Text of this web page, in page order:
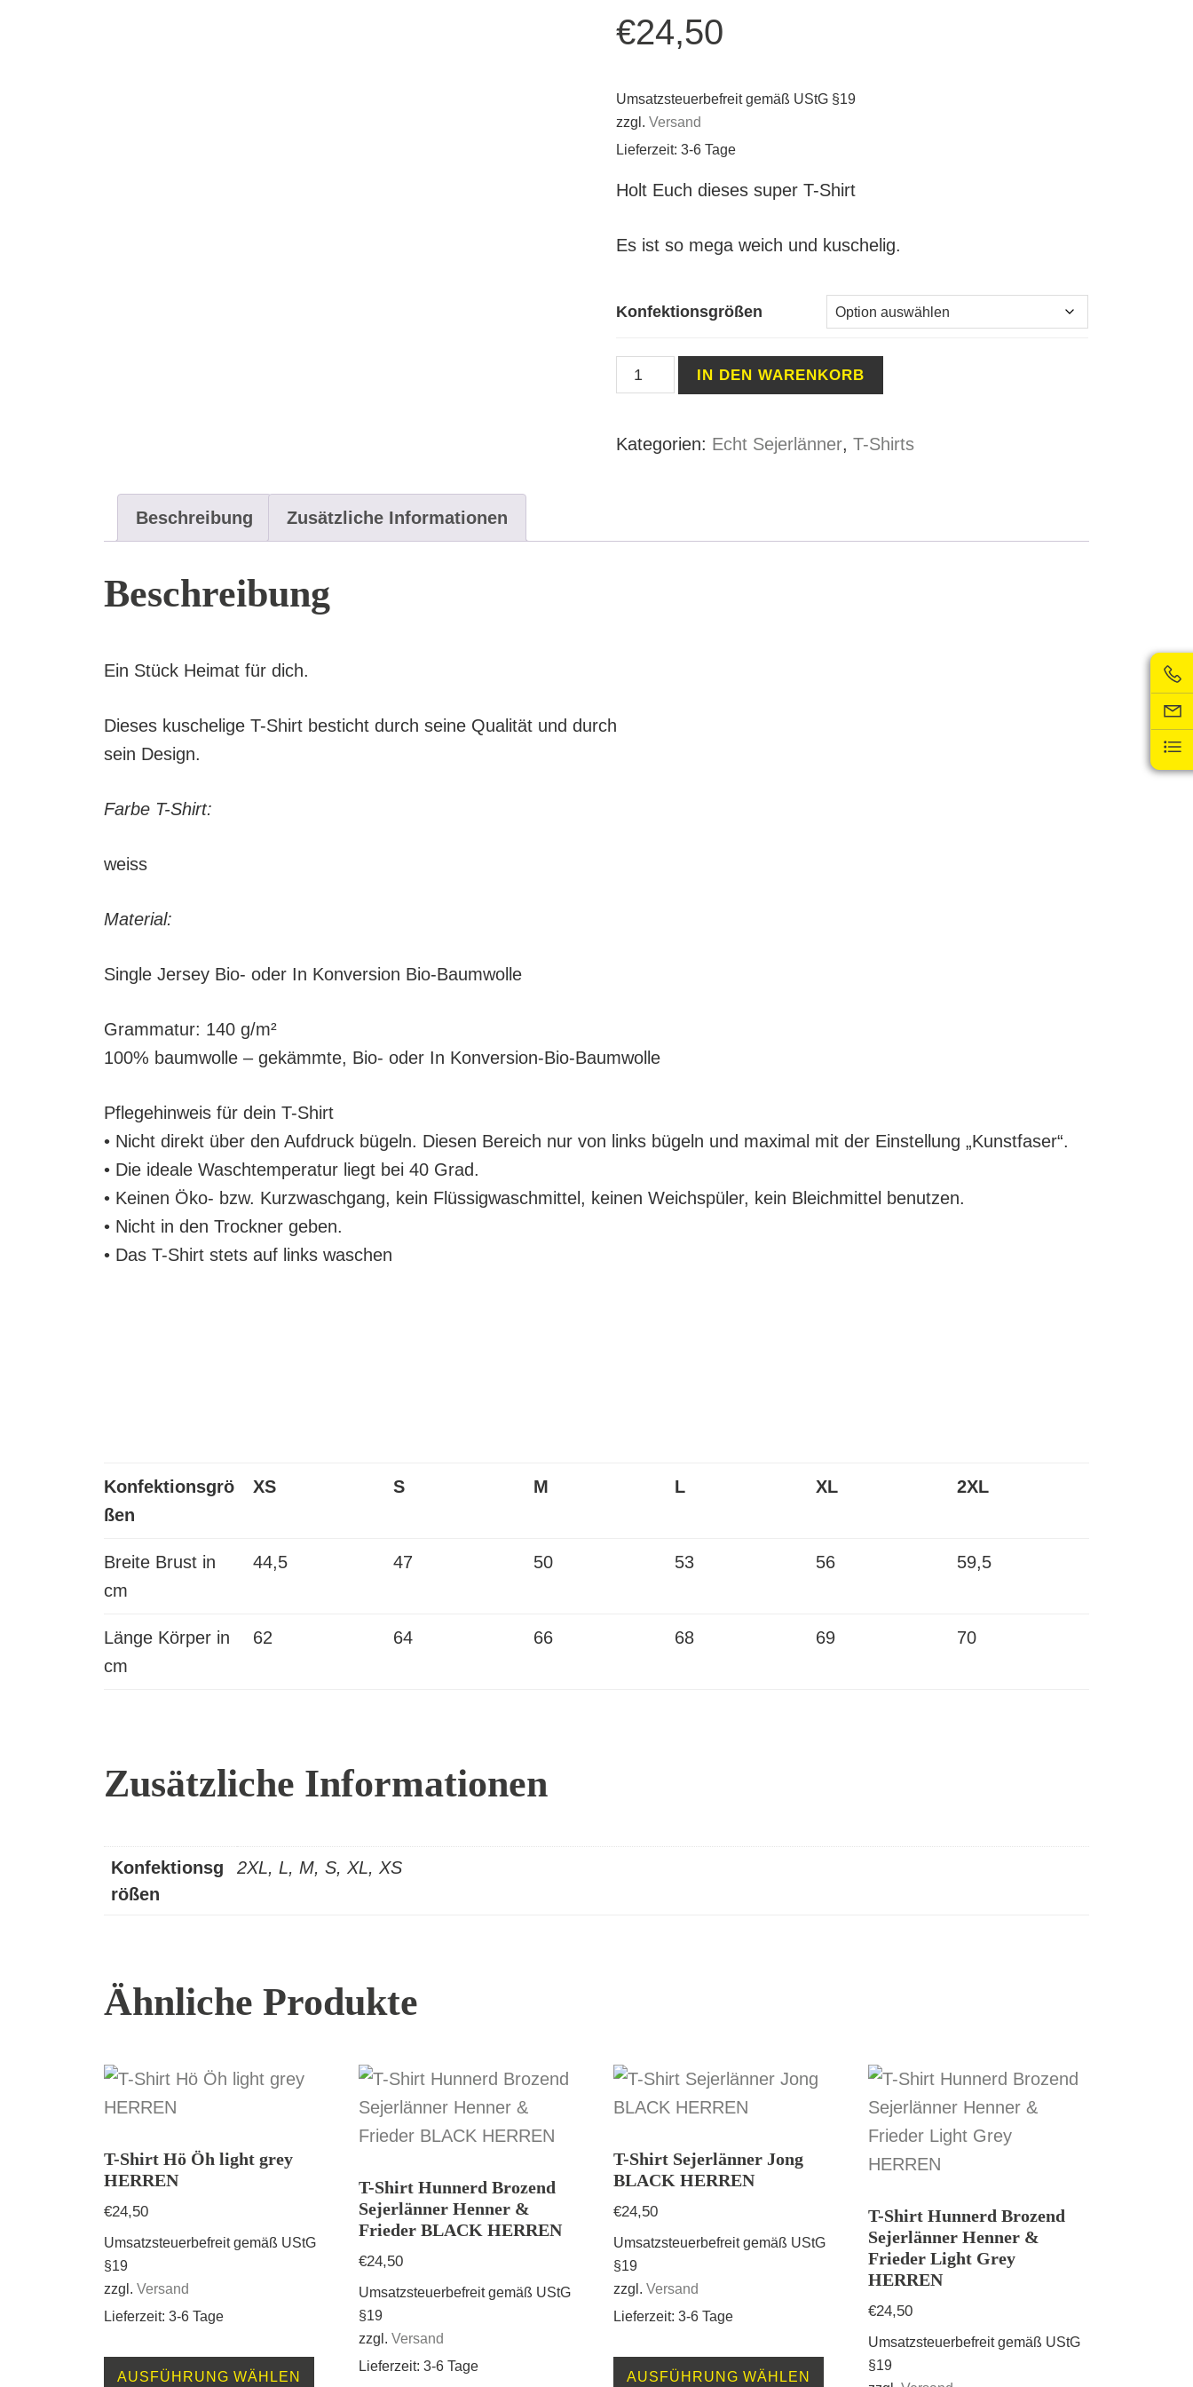
€24,50
Umsatzsteuerbefreit gemäß UStG §19
zzgl.Versand
Lieferzeit: 3-6 Tage
Holt Euch dieses super T-Shirt
Es ist so mega weich und kuschelig.
Konfektionsgrößen
Shirt
Jong
Menge
IN DEN WARENKORB
Kategorien: Echt Sejerlänner,T-Shirts
Beschreibung Zusätzliche Informationen
Beschreibung
Ein Stück Heimat für dich.
Dieses kuschelige T-Shirt besticht durch seine Qualität und durch
sein Design.
Farbe T-Shirt:
weiss
Material:
Single Jersey Bio- oder In Konversion Bio-Baumwolle
Grammatur: 140 g/m²
100% baumwolle – gekämmte, Bio- oder In Konversion-Bio-Baumwolle
Pflegehinweis für dein T-Shirt
• Nicht direkt über den Aufdruck bügeln. Diesen Bereich nur von links bügeln und maximal mit der Einstellung „Kunstfaser“.
• Die ideale Waschtemperatur liegt bei 40 Grad.
• Keinen Öko- bzw. Kurzwaschgang, kein Flüssigwaschmittel, keinen Weichspüler, kein Bleichmittel benutzen.
• Nicht in den Trockner geben.
• Das T-Shirt stets auf links waschen
Konfektionsgrö
ßen
XS S M L XL 2XL
Breite Brust in
cm
44,5 47 50 53 56 59,5
Länge Körper in
cm
62 64 66 68 69 70
Zusätzliche Informationen
Konfektionsg
rößen
2XL, L, M, S, XL, XS
Ähnliche Produkte
T-Shirt Hö Öh light grey
HERREN
€24,50
Umsatzsteuerbefreit gemäß UStG
§19
zzgl. Versand
Lieferzeit: 3-6 Tage
AUSFÜHRUNG WÄHLEN
Dieses
T-Shirt Hunnerd Brozend
Sejerlänner Henner &
Frieder BLACK HERREN
€24,50
Umsatzsteuerbefreit gemäß UStG
§19
zzgl. Versand
Lieferzeit: 3-6 Tage
T-Shirt Sejerlänner Jong
BLACK HERREN
€24,50
Umsatzsteuerbefreit gemäß UStG
§19
zzgl. Versand
Lieferzeit: 3-6 Tage
AUSFÜHRUNG WÄHLEN
Dieses
T-Shirt Hunnerd Brozend
Sejerlänner Henner &
Frieder Light Grey
HERREN
€24,50
Umsatzsteuerbefreit gemäß UStG
§19